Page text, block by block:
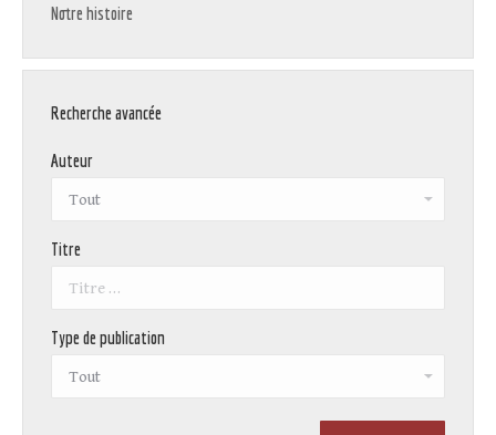
Notre histoire
Recherche avancée
Auteur
Titre
Type de publication